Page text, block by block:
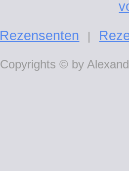
Rezensenten
|
Copyrights © by